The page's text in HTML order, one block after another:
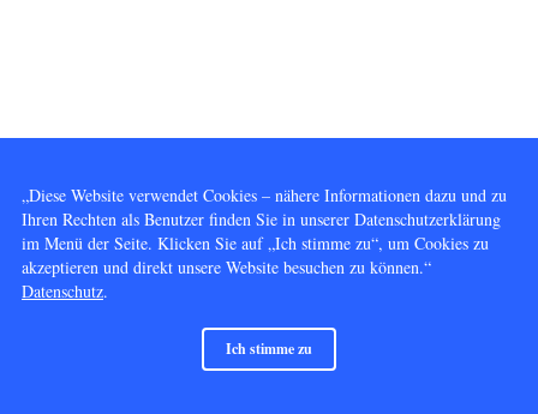
„Diese Website verwendet Cookies – nähere Informationen dazu und zu
Ihren Rechten als Benutzer finden Sie in unserer Datenschutzerklärung
im Menü der Seite. Klicken Sie auf „Ich stimme zu“, um Cookies zu
akzeptieren und direkt unsere Website besuchen zu können.“
Datenschutz.
Ich stimme zu